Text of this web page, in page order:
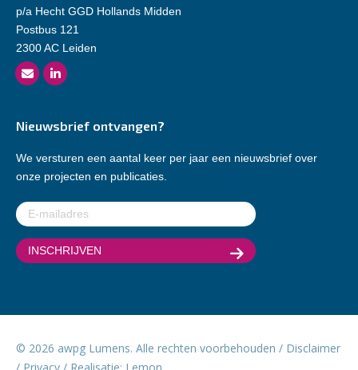
p/a Hecht GGD Hollands Midden
Postbus 121
2300 AC Leiden
Nieuwsbrief ontvangen?
We versturen een aantal keer per jaar een nieuwsbrief over
onze projecten en publicaties.
E-
mailadres(Vereist)
© 2026 awpg Lumens. Alle rechten voorbehouden / Disclaimer
/ Privacy / Realisatie: Lemon